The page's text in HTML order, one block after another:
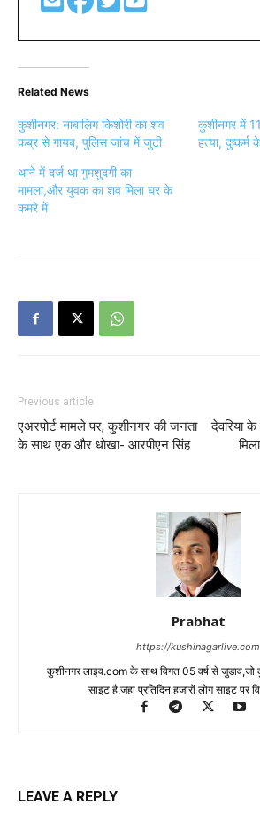
Related News
कुशीनगर: नाबालिग किशोरी का शव
कब्र से गायब, पुलिस जांच में जुटी
कुशीनगर में
हत्या, दुष्कर्म
थाने में दर्ज था गुमशुदगी का
मामला,और युवक का शव मिला घर के
कमरे में
Previous article
एअरपोर्ट मामले पर, कुशीनगर की जनता
के साथ एक और धोखा- आरपीएन सिंह
देवरिया
Prabhat
https://kushinagarlive.com
कुशीनगर लाइव.com के साथ विगत 05 वर्ष से जुडाव,जो
साइट है.जहा प्रतिदिन हजारों लोग साइट पर
LEAVE A REPLY